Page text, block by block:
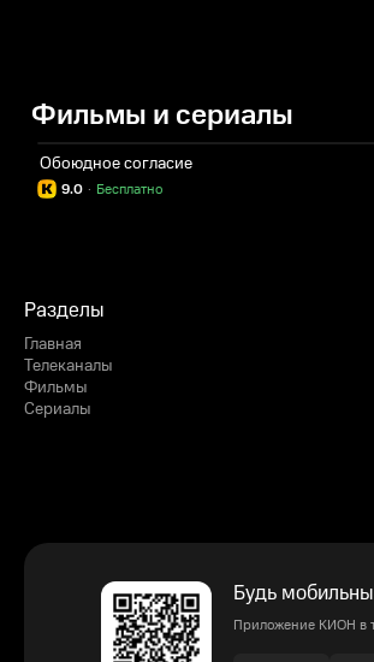
Фильмы и сериалы
Обоюдное согласие
9.0 Бесплатно
·
Разделы
Главная
Телеканалы
Фильмы
Сериалы
Будь
Приложение КИОН в